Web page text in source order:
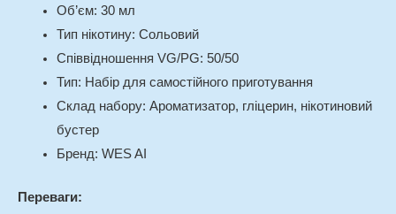
Об’єм: 30 мл
Тип нікотину: Сольовий
Співвідношення VG/PG: 50/50
Тип: Набір для самостійного приготування
Склад набору: Ароматизатор, гліцерин, нікотиновий
бустер
Бренд: WES AI
Переваги: